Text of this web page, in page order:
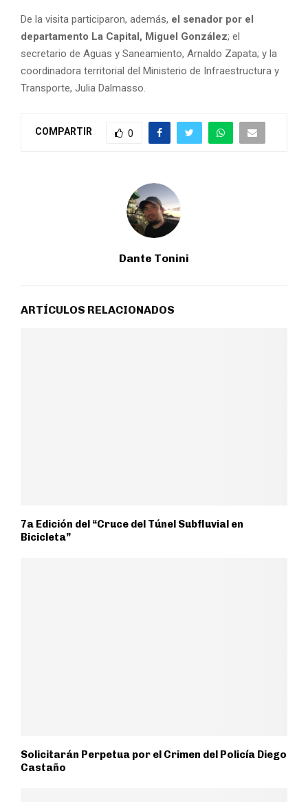
De la visita participaron, además, el senador por el
departamento La Capital, Miguel González; el
secretario de Aguas y Saneamiento, Arnaldo Zapata; y la
coordinadora territorial del Ministerio de Infraestructura y
Transporte, Julia Dalmasso.
COMPARTIR 0
Dante Tonini
ARTÍCULOS RELACIONADOS
7a Edición del “Cruce del Túnel Subfluvial en
Bicicleta”
Solicitarán Perpetua por el Crimen del Policía Diego
Castaño